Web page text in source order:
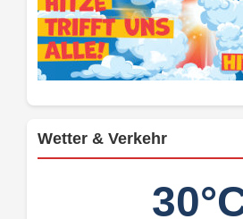
Wetter & Verkehr